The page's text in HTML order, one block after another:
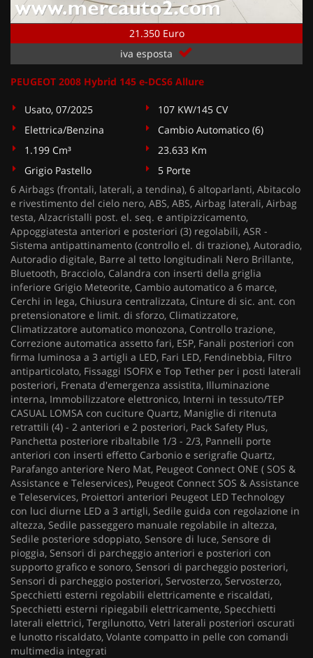
21.350 Euro
iva esposta
PEUGEOT 2008 Hybrid 145 e-DCS6 Allure
Usato, 07/2025
107 KW/145 CV
Elettrica/Benzina
Cambio Automatico (6)
1.199 Cm³
23.633 Km
Grigio Pastello
5 Porte
6 Airbags (frontali, laterali, a tendina), 6 altoparlanti, Abitacolo
e rivestimento del cielo nero, ABS, ABS, Airbag laterali, Airbag
testa, Alzacristalli post. el. seq. e antipizzicamento,
Appoggiatesta anteriori e posteriori (3) regolabili, ASR -
Sistema antipattinamento (controllo el. di trazione), Autoradio,
Autoradio digitale, Barre al tetto longitudinali Nero Brillante,
Bluetooth, Bracciolo, Calandra con inserti della griglia
inferiore Grigio Meteorite, Cambio automatico a 6 marce,
Cerchi in lega, Chiusura centralizzata, Cinture di sic. ant. con
pretensionatore e limit. di sforzo, Climatizzatore,
Climatizzatore automatico monozona, Controllo trazione,
Correzione automatica assetto fari, ESP, Fanali posteriori con
firma luminosa a 3 artigli a LED, Fari LED, Fendinebbia, Filtro
antiparticolato, Fissaggi ISOFIX e Top Tether per i posti laterali
posteriori, Frenata d'emergenza assistita, Illuminazione
interna, Immobilizzatore elettronico, Interni in tessuto/TEP
CASUAL LOMSA con cuciture Quartz, Maniglie di ritenuta
retrattili (4) - 2 anteriori e 2 posteriori, Pack Safety Plus,
Panchetta posteriore ribaltabile 1/3 - 2/3, Pannelli porte
anteriori con inserti effetto Carbonio e serigrafie Quartz,
Parafango anteriore Nero Mat, Peugeot Connect ONE ( SOS &
Assistance e Teleservices), Peugeot Connect SOS & Assistance
e Teleservices, Proiettori anteriori Peugeot LED Technology
con luci diurne LED a 3 artigli, Sedile guida con regolazione in
altezza, Sedile passeggero manuale regolabile in altezza,
Sedile posteriore sdoppiato, Sensore di luce, Sensore di
pioggia, Sensori di parcheggio anteriori e posteriori con
supporto grafico e sonoro, Sensori di parcheggio posteriori,
Sensori di parcheggio posteriori, Servosterzo, Servosterzo,
Specchietti esterni regolabili elettricamente e riscaldati,
Specchietti esterni ripiegabili elettricamente, Specchietti
laterali elettrici, Tergilunotto, Vetri laterali posteriori oscurati
e lunotto riscaldato, Volante compatto in pelle con comandi
multimedia integrati